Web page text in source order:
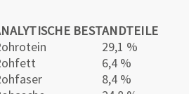
BESTANDTEILE
29,1 %
6,4 %
8,4 %